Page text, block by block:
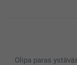
Olipa paras